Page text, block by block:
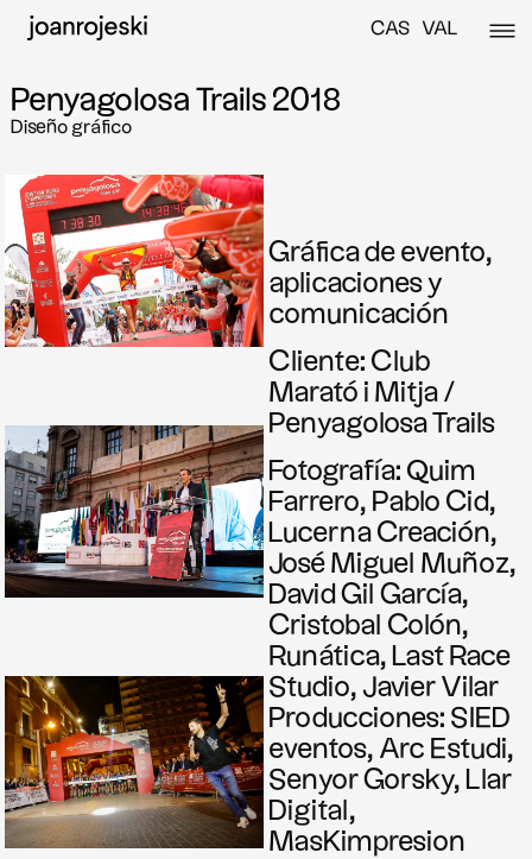
CAS VAL
Penyagolosa Trails 2018
Diseño gráfico
Gráfica de evento,
aplicaciones y
comunicación
Cliente: Club
Marató i Mitja /
Penyagolosa Trails
Fotografía: Quim
Farrero, Pablo Cid,
Lucerna Creación,
José Miguel Muñoz,
David Gil García,
Cristobal Colón,
Runática, Last Race
Studio, Javier Vilar
Producciones: SIED
eventos, Arc Estudi,
Senyor Gorsky, Llar
Digital,
MasKimpresion